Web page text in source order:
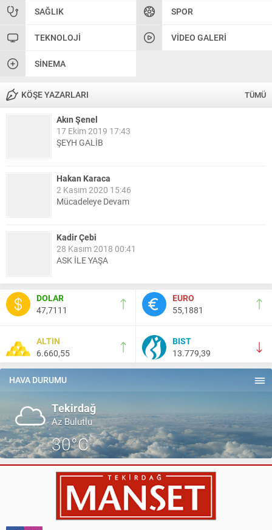
SAĞLIK SPOR
TEKNOLOJI VIDEO GALERI
SINEMA
KÖŞE YAZARLARI TÜMÜ
Akın Şenel
17 Ekim 2019 17:43
ŞEYH GALİB
Hakan Karaca
2 Kasım 2020 15:46
Mücadeleye Devam
Kadir Çebi
28 Kasım 2018 00:41
ASK İLE YAŞA
Nail Kazanç
10 Mart 2023 21:36
HAYDİ TEKİRDAĞ MAÇA !!!!
Salih Canikli
5 Kasım 2024 19:54
TEKİRDAĞ İL EMNİYET MÜDÜRÜMÜZE HAYIRLI OLSUN
DOLAR
47,7111
EURO
55,1881
ALTIN
6.660,55
BIST
13.779,39
HAVA DURUMU
Tekirdağ
Az Bulutlu
30°C